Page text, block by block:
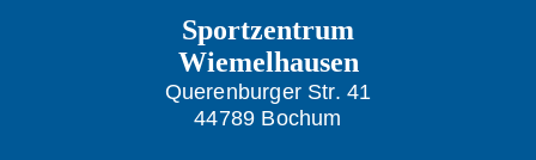
Sportzentrum
Wiemelhausen
Querenburger Str. 41
44789 Bochum